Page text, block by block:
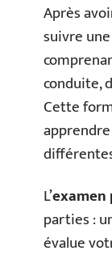
Après
suivre une
conduite,
Cette
L’
parties :
évalue